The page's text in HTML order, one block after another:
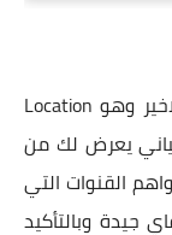
أيضاً يمكنك الإنتقال إلي التبويب الثالث والاخير وهو Location
يعرض لك من
القنوات التي
جيدة وبالتأكيد